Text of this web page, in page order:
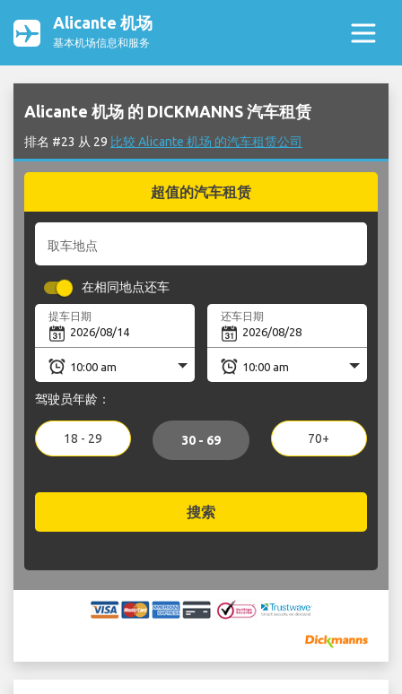
Alicante 机场
基本机场信息和服务
Alicante 机场 的 DICKMANNS 汽车租赁
排名 #23 从 29 比较 Alicante 机场 的汽车租赁公司
超值的汽车租赁
取车地点
在相同地点还车
提车日期 还车日期
驾驶员年龄：
18 - 29 30 - 69 70+
搜索